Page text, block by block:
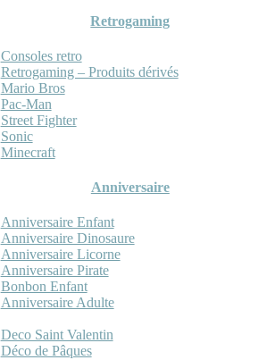
Retrogaming
Consoles retro
Retrogaming – Produits dérivés
Mario Bros
Pac-Man
Street Fighter
Sonic
Minecraft
Anniversaire
Anniversaire Enfant
Anniversaire Dinosaure
Anniversaire Licorne
Anniversaire Pirate
Bonbon Enfant
Anniversaire Adulte
Deco Saint Valentin
Déco de Pâques